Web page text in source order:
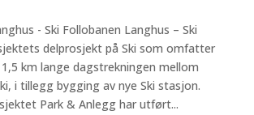
- Ski Follobanen Langhus – Ski
delprosjekt på Ski som omfatter
km lange dagstrekningen mellom
i tillegg bygging av nye Ski stasjon.
Park & Anlegg har utført...